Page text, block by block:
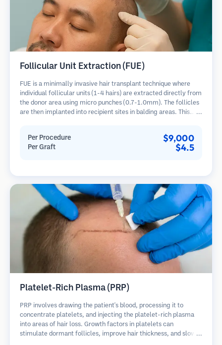
Follicular Unit Extraction (FUE)
FUE is a minimally invasive hair transplant technique where
individual follicular units (1-4 hairs) are extracted directly from
the donor area using micro punches (0.7-1.0mm). The follicles
are then implanted into recipient sites in balding areas. This
Per Procedure $9,000
Per Graft $4.5
Platelet-Rich Plasma (PRP)
PRP involves drawing the patient's blood, processing it to
concentrate platelets, and injecting the platelet-rich plasma
into areas of hair loss. Growth factors in platelets can
stimulate dormant follicles, improve hair thickness, and slow